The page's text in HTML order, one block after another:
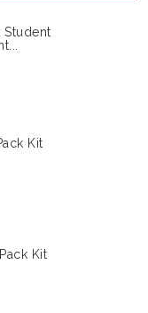
Student
Kit
Kit